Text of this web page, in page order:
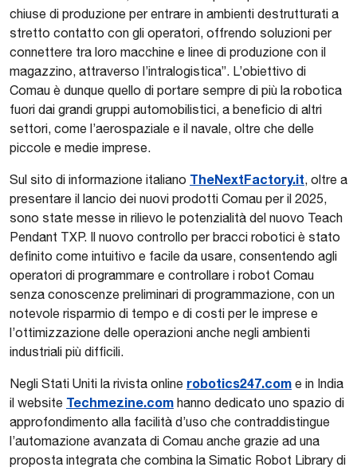
chiuse di produzione per entrare in ambienti destrutturati a
stretto contatto con gli operatori, offrendo soluzioni per
connettere tra loro macchine e linee di produzione con il
magazzino, attraverso l’intralogistica”. L’obiettivo di
Comau è dunque quello di portare sempre di più la robotica
fuori dai grandi gruppi automobilistici, a beneficio di altri
settori, come l’aerospaziale e il navale, oltre che delle
piccole e medie imprese.
Sul sito di informazione italiano TheNextFactory.it, oltre a
presentare il lancio dei nuovi prodotti Comau per il 2025,
sono state messe in rilievo le potenzialità del nuovo Teach
Pendant TXP. Il nuovo controllo per bracci robotici è stato
definito come intuitivo e facile da usare, consentendo agli
operatori di programmare e controllare i robot Comau
senza conoscenze preliminari di programmazione, con un
notevole risparmio di tempo e di costi per le imprese e
l’ottimizzazione delle operazioni anche negli ambienti
industriali più difficili.
Negli Stati Uniti la rivista online robotics247.com e in India
il website Techmezine.com hanno dedicato uno spazio di
approfondimento alla facilità d’uso che contraddistingue
l’automazione avanzata di Comau anche grazie ad una
proposta integrata che combina la Simatic Robot Library di